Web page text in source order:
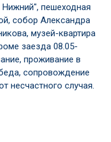
Нижний", пешеходная
собор Александра
музей-квартира
заезда 08.05-
проживание в
сопровождение
несчастного случая.